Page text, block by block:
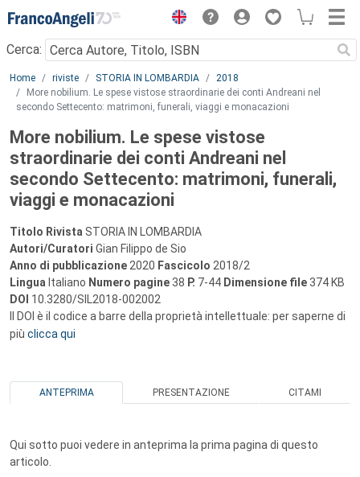
Menu
Cerca:
Main content
Home riviste STORIA IN LOMBARDIA
2018
More nobilium. Le spese vistose straordinarie dei conti Andreani nel
secondo Settecento: matrimoni, funerali, viaggi e monacazioni
More nobilium. Le spese vistose
straordinarie dei conti Andreani nel
secondo Settecento: matrimoni, funerali,
viaggi e monacazioni
Titolo Rivista STORIA IN LOMBARDIA
Autori/Curatori Gian Filippo de Sio
Anno di pubblicazione 2020 Fascicolo 2018/2
Lingua Italiano Numero pagine 38 P. 7-44 Dimensione file 374 KB
DOI 10.3280/SIL2018-002002
Il DOI è il codice a barre della proprietà intellettuale: per saperne di
più clicca qui
ANTEPRIMA PRESENTAZIONE CITAMI
Qui sotto puoi vedere in anteprima la prima pagina di questo
articolo.